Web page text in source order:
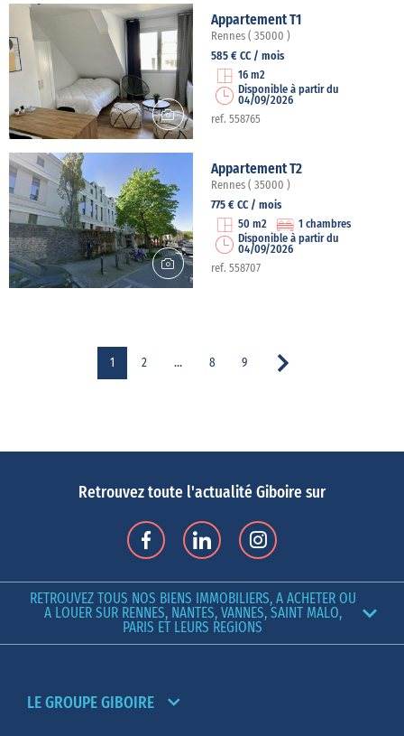
Appartement T1
Rennes ( 35000 )
585 € CC / mois
16 m2
Disponible à partir du
04/09/2026
ref. 558765
Appartement T2
Rennes ( 35000 )
775 € CC / mois
50 m2
1 chambres
Disponible à partir du
04/09/2026
ref. 558707
1 2 … 8 9
Retrouvez toute l'actualité Giboire sur
RETROUVEZ TOUS NOS BIENS IMMOBILIERS, A ACHETER OU
A LOUER SUR RENNES, NANTES, VANNES, SAINT MALO,
PARIS ET LEURS REGIONS
LE GROUPE GIBOIRE